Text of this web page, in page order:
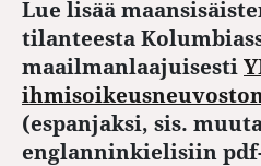
Lue lisää
tilanteesta
maailmanlaajuisesti
(espanjaksi, sis.
englanninkielisiin